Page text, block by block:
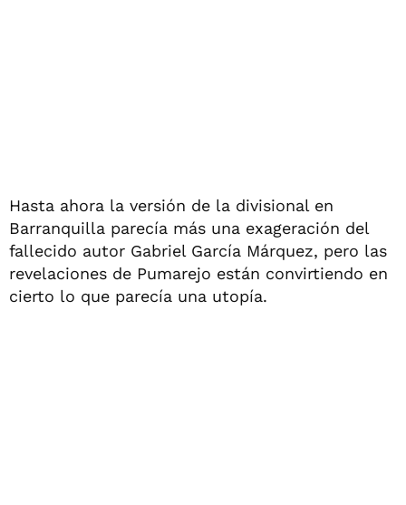
Hasta ahora la versión de la divisional en
Barranquilla parecía más una exageración del
fallecido autor Gabriel García Márquez, pero las
revelaciones de Pumarejo están convirtiendo en
cierto lo que parecía una utopía.